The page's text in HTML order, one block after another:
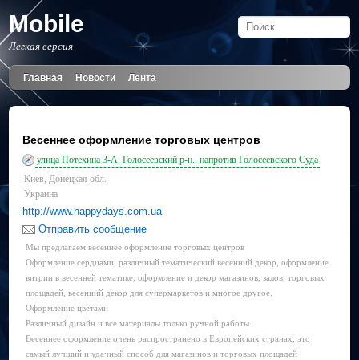
Mobile
Легкая версия
Главная Новости Лента
Весеннее оформление торговых центров
улица Потехина 3-А, Голосеевский р-н., напротив Голосеевского Суда
Киев, Донецкая обл.
Украина
http://www.happydays.com.ua
Отправить сообщение
Мы предлагаем весеннее оформление торговых центров
Оформление сердцами, различный тематический весенний декор, оформление
витрин в весенней тематике, оформление и декор магазинов, залов, торговых
площадей, весенний декор для супермаркетов и многое другое.
Оформление цветами
Различный дизайн и все материалы только ручной работы.
Весеннее оформление очень распространено в Европейских странах, это
самый лучший и удачный способ для магазинов и торговых площадей